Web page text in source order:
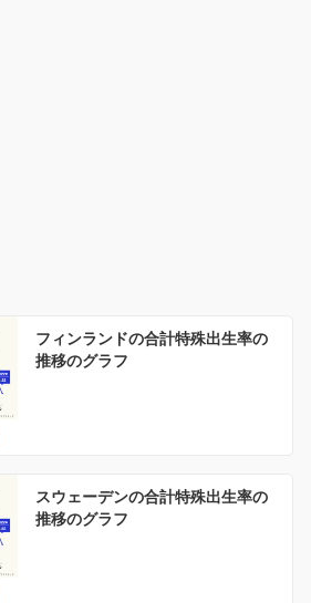
フィンランドの合計特殊出生率の
推移のグラフ
スウェーデンの合計特殊出生率の
推移のグラフ